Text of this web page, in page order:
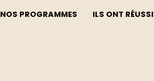
NOS PROGRAMMES ILS ONT RÉUSSI